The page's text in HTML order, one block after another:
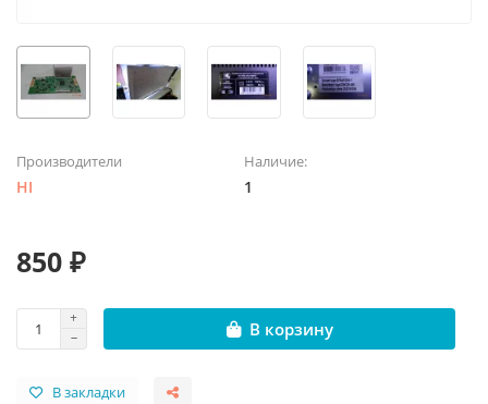
Производители
HI
Наличие:
1
850 ₽
В корзину
В закладки